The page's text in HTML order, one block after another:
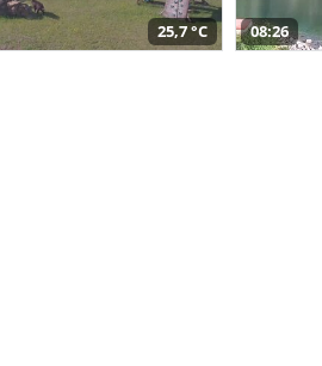
25,7 °C 08:26